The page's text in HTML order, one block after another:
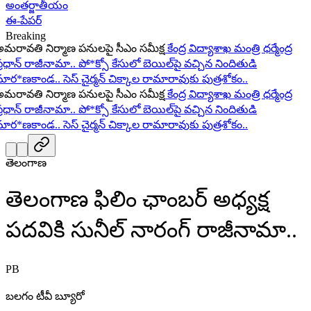
అంతర్జాతీయం
ఈ-పేపర్
Breaking
నిర్మాణ పనులపై సీఎం సమీక్ష కేంద్ర విద్యాశాఖ మంత్రి ధర్మేంద్ర
రాజీనామా.. పో*క్సో కేసులో బెయిల్‌పై వచ్చిన నిందితుడి
సెస్ చైర్మన్ చిక్కాల రామారావుకు పుత్రశోకం..
నిర్మాణ పనులపై సీఎం సమీక్ష కేంద్ర విద్యాశాఖ మంత్రి ధర్మేంద్ర
రాజీనామా.. పో*క్సో కేసులో బెయిల్‌పై వచ్చిన నిందితుడి
సెస్ చైర్మన్ చిక్కాల రామారావుకు పుత్రశోకం..
తెలంగాణ
తెలంగాణ ఫిలిం ఛాంబర్ అధ్యక్ష
పదవికి సునీల్ నారంగ్ రాజీనామా..
PB
బలగం టీవీ బ్యూరో